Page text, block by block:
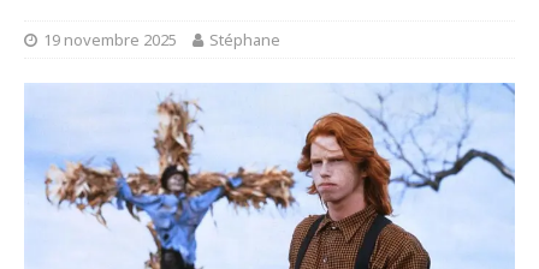
19 novembre 2025 Stéphane